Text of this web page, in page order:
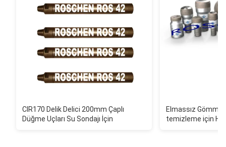
CIR170 Delik Delici 200mm Çaplı
Düğme Uçları Su Sondajı İçin
Elmassız Gömme
temizleme için